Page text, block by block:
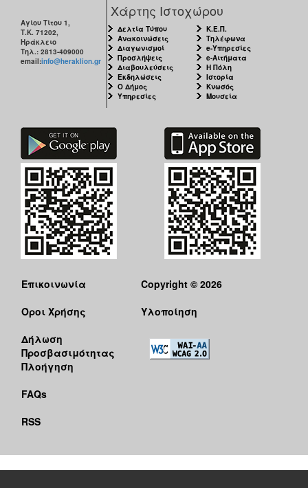
Αγίου Τίτου 1,
Τ.Κ. 71202,
Ηράκλειο
Τηλ.: 2813-409000
email:info@heraklion.gr
Χάρτης Ιστοχώρου
Δελτία Τύπου
Ανακοινώσεις
Διαγωνισμοί
Προσλήψεις
Διαβουλεύσεις
Εκδηλώσεις
Ο Δήμος
Υπηρεσίες
Κ.Ε.Π.
Τηλέφωνα
e-Υπηρεσίες
e-Αιτήματα
Η Πόλη
Ιστορία
Κνωσός
Μουσεία
Επικοινωνία
Όροι Χρήσης
Δήλωση
Προσβασιμότητας
Πλοήγηση
FAQs
RSS
Copyright © 2026
Υλοποίηση